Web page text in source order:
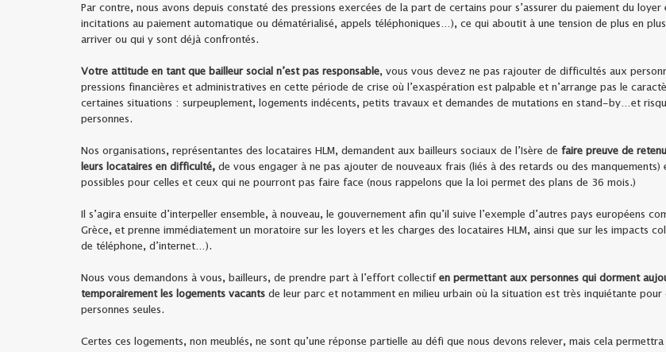
Par contre, nous avons depuis constaté des pressions exercées de la part de certains pour s’assurer du paiement du
incitations au paiement automatique ou dématérialisé, appels téléphoniques…), ce qui aboutit à une tension de plus en
arriver ou qui y sont déjà confrontés.
Votre attitude en tant que bailleur social n’est pas responsable, vous vous devez ne pas rajouter de difficultés aux
pressions financières et administratives en cette période de crise où l’exaspération est palpable et n’arrange pas le
certaines situations : surpeuplement, logements indécents, petits travaux et demandes de mutations en stand-by…et
personnes.
Nos organisations, représentantes des locataires HLM, demandent aux bailleurs sociaux de l’Isère de faire preuve de
leurs locataires en difficulté, de vous engager à ne pas ajouter de nouveaux frais (liés à des retards ou des
possibles pour celles et ceux qui ne pourront pas faire face (nous rappelons que la loi permet des plans de 36 mois.)
Il s’agira ensuite d’interpeller ensemble, à nouveau, le gouvernement afin qu’il suive l’exemple d’autres pays européens
Grèce, et prenne immédiatement un moratoire sur les loyers et les charges des locataires HLM, ainsi que sur les impacts
de téléphone, d’internet…).
Nous vous demandons à vous, bailleurs, de prendre part à l’effort collectif en permettant aux personnes qui dorment
temporairement les logements vacants de leur parc et notamment en milieu urbain où la situation est très inquiétante
personnes seules.
Certes ces logements, non meublés, ne sont qu’une réponse partielle au défi que nous devons relever, mais cela